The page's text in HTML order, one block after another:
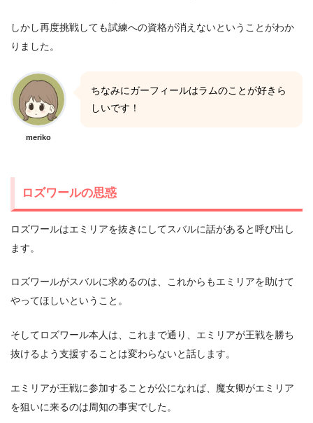
しかし再度挑戦しても試練への資格が消えないということがわか
りました。
meriko
ちなみにガーフィールはラムのことが好きら
しいです！
ロズワールの思惑
ロズワールはエミリアを抜きにしてスバルに話があると呼び出し
ます。
ロズワールがスバルに求めるのは、これからもエミリアを助けて
やってほしいということ。
そしてロズワール本人は、これまで通り、エミリアが王戦を勝ち
抜けるよう支援することは変わらないと話します。
エミリアが王戦に参加することが公になれば、魔女卿がエミリア
を狙いに来るのは周知の事実でした。